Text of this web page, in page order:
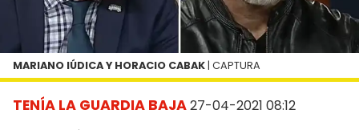
TENÍA LA GUARDIA BAJA27-04-2021 08:12
MARIANO IÚDICA Y HORACIO CABAK | CAPTURA